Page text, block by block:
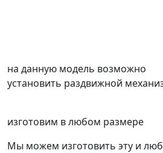
на данную модель возможно
установить раздвижной
изготовим в любом размере
Мы можем изготовить эту и